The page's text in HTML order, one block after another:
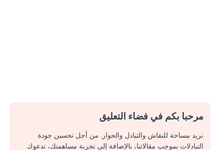
مرحبا بكم في فضاء التعليق
نريد مساحة للنقاش والتبادل والحوار. من أجل تحسين جودة
التبادلات بموجب مقالاتنا، بالإضافة إلى تجربة مساهمتك، ندعوك